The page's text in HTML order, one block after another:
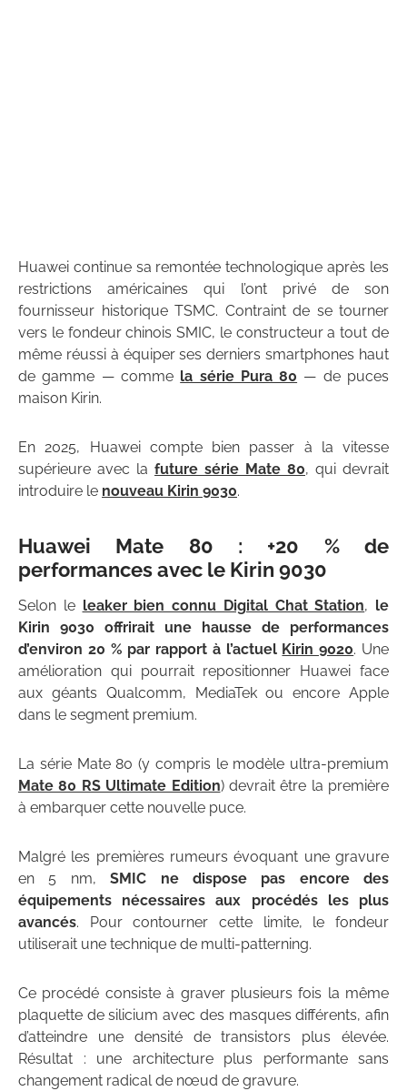
Huawei continue sa remontée technologique après les
restrictions américaines qui l’ont privé de son
fournisseur historique TSMC. Contraint de se tourner
vers le fondeur chinois SMIC, le constructeur a tout de
même réussi à équiper ses derniers smartphones haut
de gamme — comme la série Pura 80 — de puces
maison Kirin.
En 2025, Huawei compte bien passer à la vitesse
supérieure avec la future série Mate 80, qui devrait
introduire le nouveau Kirin 9030.
Huawei Mate 80 : +20 % de
performances avec le Kirin 9030
Selon le leaker bien connu Digital Chat Station, le
Kirin 9030 offrirait une hausse de performances
d’environ 20 % par rapport à l’actuel Kirin 9020. Une
amélioration qui pourrait repositionner Huawei face
aux géants Qualcomm, MediaTek ou encore Apple
dans le segment premium.
La série Mate 80 (y compris le modèle ultra-premium
Mate 80 RS Ultimate Edition) devrait être la première
à embarquer cette nouvelle puce.
Malgré les premières rumeurs évoquant une gravure
en 5 nm,SMIC ne dispose pas encore des
équipements nécessaires aux procédés les plus
avancés. Pour contourner cette limite, le fondeur
utiliserait une technique de multi-patterning.
Ce procédé consiste à graver plusieurs fois la même
plaquette de silicium avec des masques différents, afin
d’atteindre une densité de transistors plus élevée.
Résultat : une architecture plus performante sans
changement radical de nœud de gravure.